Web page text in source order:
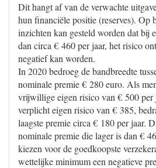
Dit hangt af van de verwachte
hun financiële positie (reserves). Op
inzichten kan gesteld worden dat bij
dan circa € 460 per jaar, het risico
negatief kan worden.
In 2020 bedroeg de bandbreedte
nominale premie € 280 euro. Als
vrijwillige eigen risico van € 500 per
verplicht eigen risico van € 385,
laagste premie circa € 180 per jaar.
nominale premie die lager is dan €
kiezen voor de goedkoopste
wettelijke minimum een negatieve